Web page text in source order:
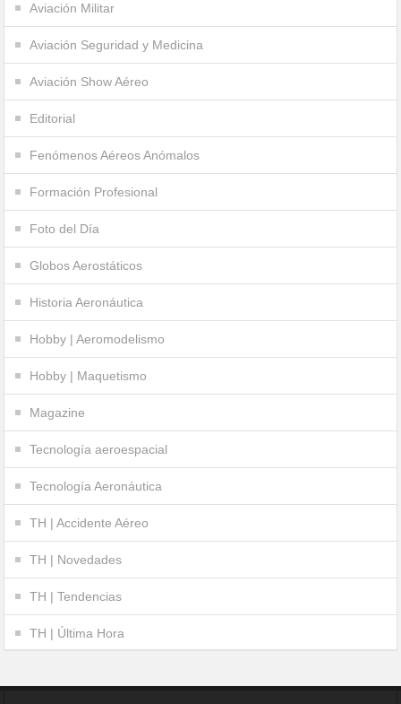
Aviación Militar
Aviación Seguridad y Medicina
Aviación Show Aéreo
Editorial
Fenómenos Aéreos Anómalos
Formación Profesional
Foto del Día
Globos Aerostáticos
Historia Aeronáutica
Hobby | Aeromodelismo
Hobby | Maquetismo
Magazine
Tecnología aeroespacial
Tecnología Aeronáutica
TH | Accidente Aéreo
TH | Novedades
TH | Tendencias
TH | Última Hora